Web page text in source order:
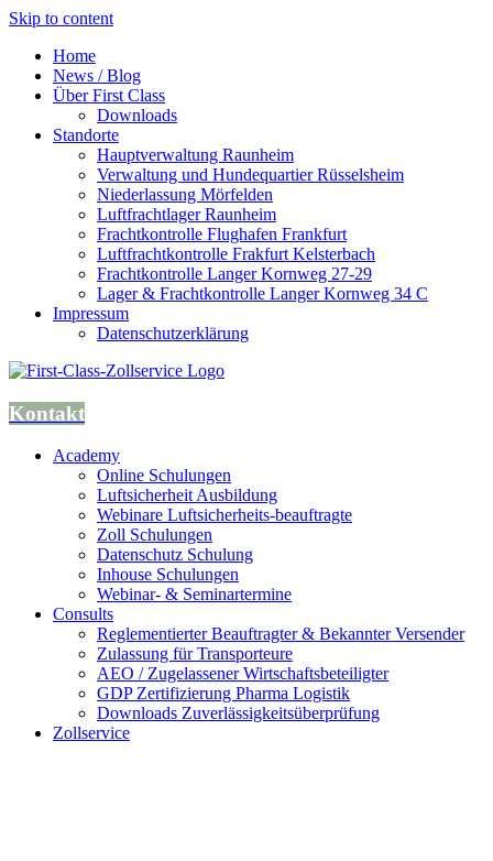
Skip to content
Home
News / Blog
Über First Class
Downloads
Standorte
Hauptverwaltung Raunheim
Verwaltung und Hundequartier Rüsselsheim
Niederlassung Mörfelden
Luftfrachtlager Raunheim
Frachtkontrolle Flughafen Frankfurt
Luftfrachtkontrolle Frakfurt Kelsterbach
Frachtkontrolle Langer Kornweg 27-29
Lager & Frachtkontrolle Langer Kornweg 34 C
Impressum
Datenschutzerklärung
Kontakt
Academy
Online Schulungen
Luftsicherheit Ausbildung
Webinare Luftsicherheits-beauftragte
Zoll Schulungen
Datenschutz Schulung
Inhouse Schulungen
Webinar- & Seminartermine
Consults
Reglementierter Beauftragter & Bekannter Versender
Zulassung für Transporteure
AEO / Zugelassener Wirtschaftsbeteiligter
GDP Zertifizierung Pharma Logistik
Downloads Zuverlässigkeitsüberprüfung
Zollservice